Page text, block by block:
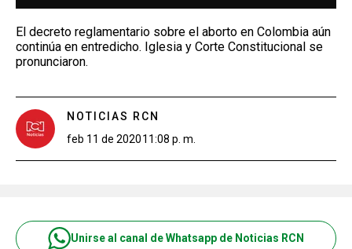
El decreto reglamentario sobre el aborto en Colombia aún
continúa en entredicho. Iglesia y Corte Constitucional se
pronunciaron.
NOTICIAS RCN
feb 11 de 202011:08 p. m.
Unirse al canal de Whatsapp de Noticias RCN